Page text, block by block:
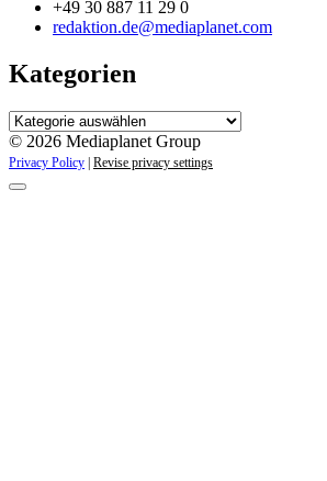
+49 30 887 11 29 0
redaktion.de@mediaplanet.com
Kategorien
Kategorien
© 2026 Mediaplanet Group
Privacy Policy Revise privacy settings